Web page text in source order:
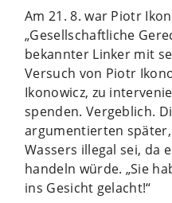
Am 21. 8. war Piotr
„Gesellschaftliche
bekannter Linker mit
Versuch von Piotr
Ikonowicz, zu
spenden. Vergeblich.
argumentierten
Wassers illegal sei, da
handeln würde. „Sie
ins Gesicht gelacht!“